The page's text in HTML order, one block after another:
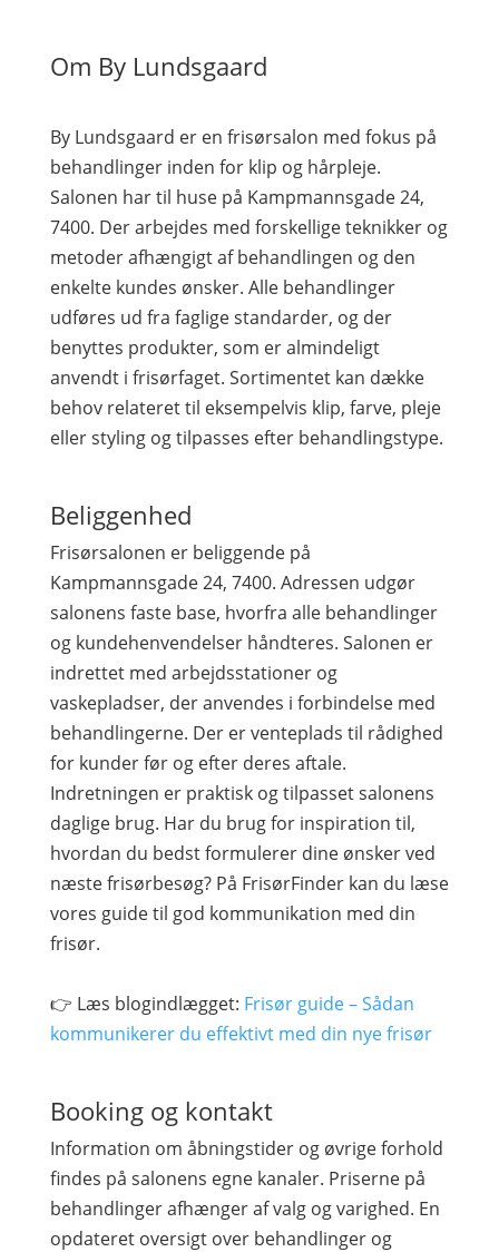
Om By Lundsgaard
By Lundsgaard er en frisørsalon med fokus på
behandlinger inden for klip og hårpleje.
Salonen har til huse på Kampmannsgade 24,
7400. Der arbejdes med forskellige teknikker og
metoder afhængigt af behandlingen og den
enkelte kundes ønsker. Alle behandlinger
udføres ud fra faglige standarder, og der
benyttes produkter, som er almindeligt
anvendt i frisørfaget. Sortimentet kan dække
behov relateret til eksempelvis klip, farve, pleje
eller styling og tilpasses efter behandlingstype.
Beliggenhed
Frisørsalonen er beliggende på
Kampmannsgade 24, 7400. Adressen udgør
salonens faste base, hvorfra alle behandlinger
og kundehenvendelser håndteres. Salonen er
indrettet med arbejdsstationer og
vaskepladser, der anvendes i forbindelse med
behandlingerne. Der er venteplads til rådighed
for kunder før og efter deres aftale.
Indretningen er praktisk og tilpasset salonens
daglige brug. Har du brug for inspiration til,
hvordan du bedst formulerer dine ønsker ved
næste frisørbesøg? På FrisørFinder kan du læse
vores guide til god kommunikation med din
frisør.
👉 Læs blogindlægget: Frisør guide – Sådan
kommunikerer du effektivt med din nye frisør
Booking og kontakt
Information om åbningstider og øvrige forhold
findes på salonens egne kanaler. Priserne på
behandlinger afhænger af valg og varighed. En
opdateret oversigt over behandlinger og